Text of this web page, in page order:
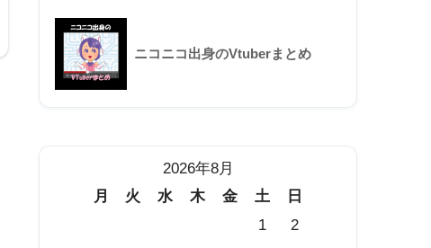
ニコニコ出身のVtuberまとめ
2026年8月
月
火 水 木 金 土
日
1
2